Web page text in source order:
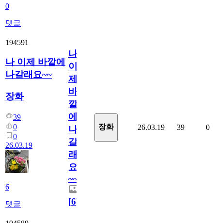
0
댓글
194591
나 이제 바깥에
나갈래요~~
장화
39
0
0
26.03.19
6
댓글
나
이
제
바
깥
에
나
갈
래
요
~~
[6]
장화 26.03.19 39 0